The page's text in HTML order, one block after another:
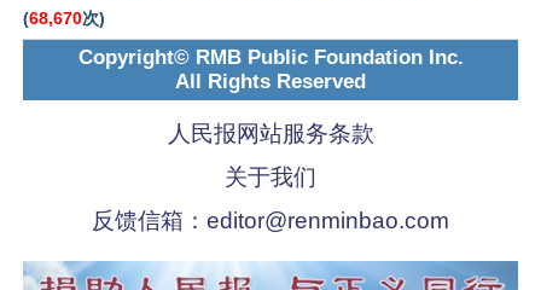
(68,670次)
Copyright© RMB Public Foundation Inc.
All Rights Reserved
人民报网站服务条款
关于我们
反馈信箱： editor@renminbao.com